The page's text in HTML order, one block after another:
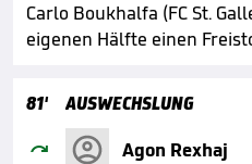
Carlo Boukhalfa (FC St.
eigenen Hälfte einen
81' AUSWECHSLUNG
 Agon Rexhaj